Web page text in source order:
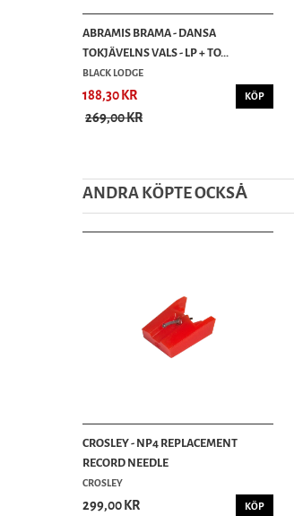
ABRAMIS BRAMA - DANSA
TOKJÄVELNS VALS - LP + TO...
BLACK LODGE
188,30 KR
269,00 KR
KÖP
ANDRA KÖPTE OCKSȦ
CROSLEY - NP4 REPLACEMENT
RECORD NEEDLE
CROSLEY
299,00 KR KÖP